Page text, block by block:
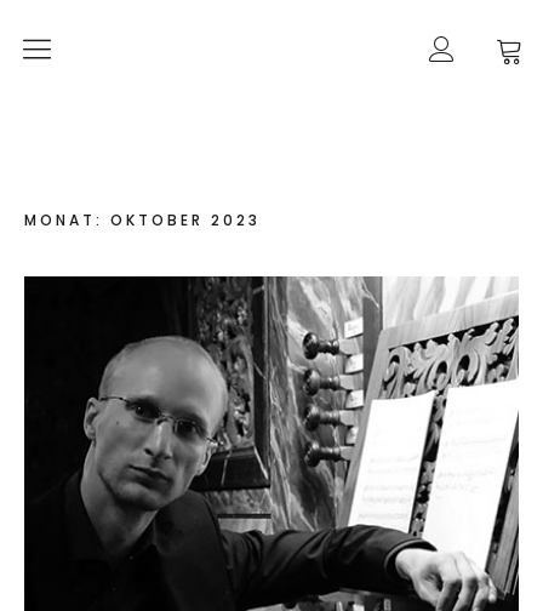
März 2021 –
der Orgeleinbau
April 2021 –
der Orgeleinbau
April 2021 –
die Intonation
Geschichte
Orgelbauer
Grußwort von Schirmherr
MONAT: OKTOBER 2023